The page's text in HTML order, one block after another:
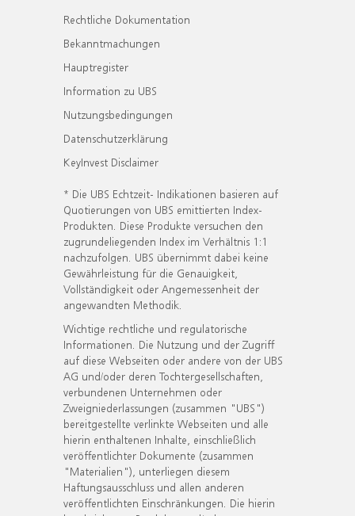
Rechtliche Dokumentation
Bekanntmachungen
Hauptregister
Information zu UBS
Nutzungsbedingungen
Datenschutzerklärung
KeyInvest Disclaimer
* Die UBS Echtzeit- Indikationen basieren auf
Quotierungen von UBS emittierten Index-
Produkten. Diese Produkte versuchen den
zugrundeliegenden Index im Verhältnis 1:1
nachzufolgen. UBS übernimmt dabei keine
Gewährleistung für die Genauigkeit,
Vollständigkeit oder Angemessenheit der
angewandten Methodik.
Wichtige rechtliche und regulatorische
Informationen. Die Nutzung und der Zugriff
auf diese Webseiten oder andere von der UBS
AG und/oder deren Tochtergesellschaften,
verbundenen Unternehmen oder
Zweigniederlassungen (zusammen "UBS")
bereitgestellte verlinkte Webseiten und alle
hierin enthaltenen Inhalte, einschließlich
veröffentlichter Dokumente (zusammen
"Materialien"), unterliegen diesem
Haftungsausschluss und allen anderen
veröffentlichten Einschränkungen. Die hierin